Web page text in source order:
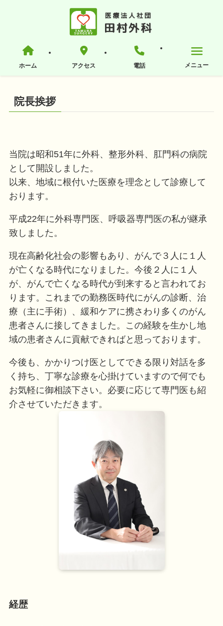
ホーム アクセス 電話
院長挨拶
当院は昭和51年に外科、整形外科、肛門科の病院
として開設しました。
以来、地域に根付いた医療を理念として診療して
おります。
平成22年に外科専門医、呼吸器専門医の私が継承
致しました。
現在高齢化社会の影響もあり、がんで３人に１人
が亡くなる時代になりました。今後２人に１人
が、がんで亡くなる時代が到来すると言われてお
ります。これまでの勤務医時代にがんの診断、治
療（主に手術）、緩和ケアに携さわり多くのがん
患者さんに接してきました。この経験を生かし地
域の患者さんに貢献できればと思っております。
今後も、かかりつけ医としてできる限り対話を多
く持ち、丁寧な診療を心掛けていますので何でも
お気軽に御相談下さい。必要に応じて専門医も紹
介させていただきます。
経歴